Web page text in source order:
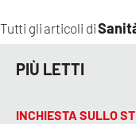
Tutti gli articoli di
PIÙ LETTI
INCHIESTA SULLO